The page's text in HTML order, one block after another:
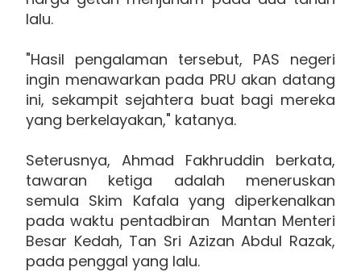
lalu.
"Hasil pengalaman tersebut, PAS negeri
ingin menawarkan pada PRU akan datang
ini, sekampit sejahtera buat bagi mereka
yang berkelayakan," katanya.
Seterusnya, Ahmad Fakhruddin berkata,
tawaran ketiga adalah meneruskan
semula Skim Kafala yang diperkenalkan
pada waktu pentadbiran Mantan Menteri
Besar Kedah, Tan Sri Azizan Abdul Razak,
pada penggal yang lalu.